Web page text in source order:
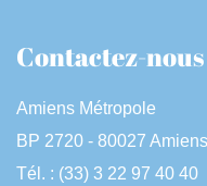
Contactez-nous
Amiens Métropole
BP 2720 - 80027
Tél. : (33) 3 22 97 40 40